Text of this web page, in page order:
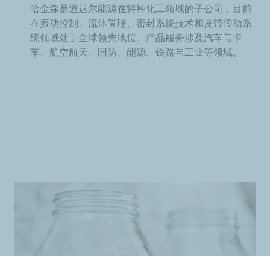
哈金森是道达尔能源在特种化工领域的子公司，目前
在振动控制、流体管理、密封系统技术和皮带传动系
统领域处于全球领先地位。产品服务涉及汽车与卡
车、航空航天、国防、能源、铁路与工业等领域。